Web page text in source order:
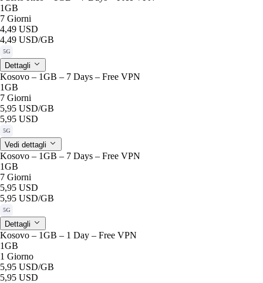
1GB
7 Giorni
4,49 USD
4,49 USD/GB
5G
Dettagli
Kosovo – 1GB – 7 Days – Free VPN
1GB
7 Giorni
5,95 USD/GB
5,95 USD
5G
Vedi dettagli
Kosovo – 1GB – 7 Days – Free VPN
1GB
7 Giorni
5,95 USD
5,95 USD/GB
5G
Dettagli
Kosovo – 1GB – 1 Day – Free VPN
1GB
1 Giorno
5,95 USD/GB
5,95 USD